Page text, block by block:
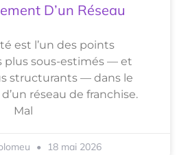
D’un Réseau
est l’un des points
plus sous-estimés — et
structurants — dans le
réseau de franchise.
Mal
18 mai 2026